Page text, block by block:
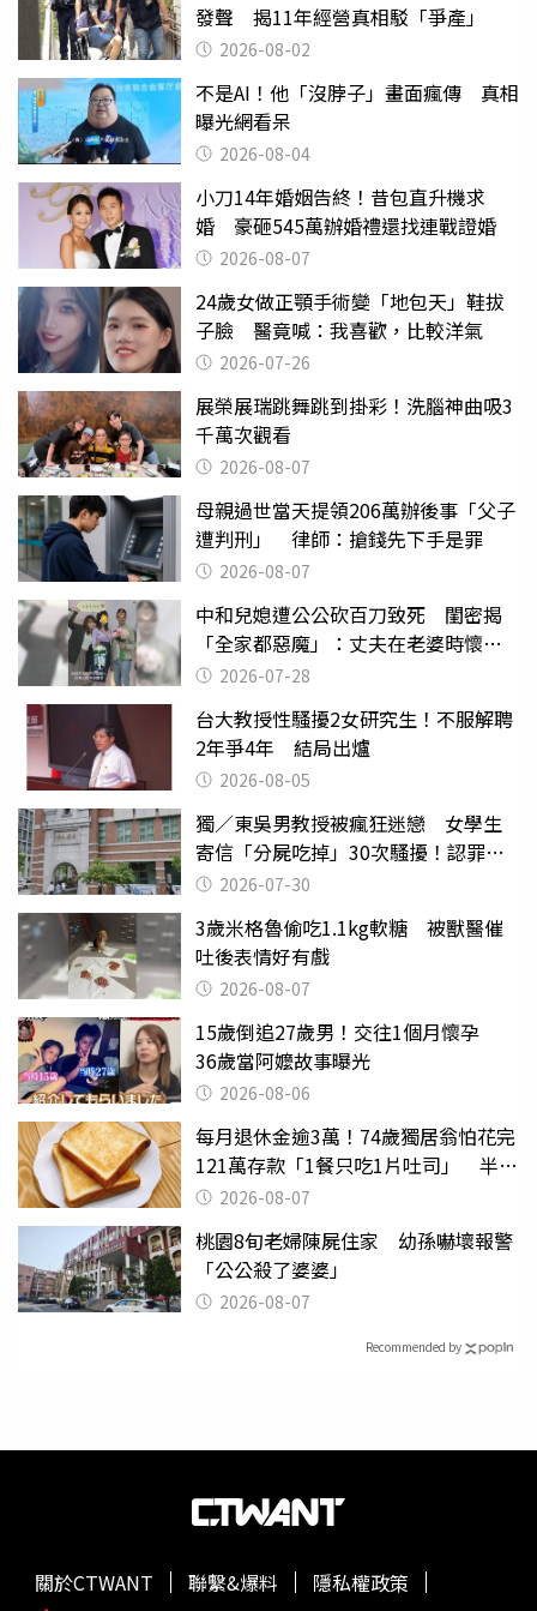
發聲 揭11年經營真相駁「爭產」
2026-08-02
不是AI！他「沒脖子」畫面瘋傳 真相
曝光網看呆
2026-08-04
小刀14年婚姻告終！昔包直升機求
婚 豪砸545萬辦婚禮還找連戰證婚
2026-08-07
24歲女做正顎手術變「地包天」鞋拔
子臉 醫竟喊：我喜歡，比較洋氣
2026-07-26
展榮展瑞跳舞跳到掛彩！洗腦神曲吸3
千萬次觀看
2026-08-07
母親過世當天提領206萬辦後事「父子
遭判刑」 律師：搶錢先下手是罪
2026-08-07
中和兒媳遭公公砍百刀致死 閨密揭
「全家都惡魔」：丈夫在老婆時懷孕
摔東西
2026-07-28
台大教授性騷擾2女研究生！不服解聘
2年爭4年 結局出爐
2026-08-05
獨／東吳男教授被瘋狂迷戀 女學生
寄信「分屍吃掉」30次騷擾！認罪免
關 2026-07-30
3歲米格魯偷吃1.1kg軟糖 被獸醫催
吐後表情好有戲
2026-08-07
15歲倒追27歲男！交往1個月懷孕
36歲當阿嬤故事曝光
2026-08-06
每月退休金逾3萬！74歲獨居翁怕花完
121萬存款「1餐只吃1片吐司」 半年
後暴瘦嚇壞女兒
2026-08-07
桃園8旬老婦陳屍住家 幼孫嚇壞報警
「公公殺了婆婆」
2026-08-07
Recommended by
關於CTWANT 聯繫&爆料
隱私權政策